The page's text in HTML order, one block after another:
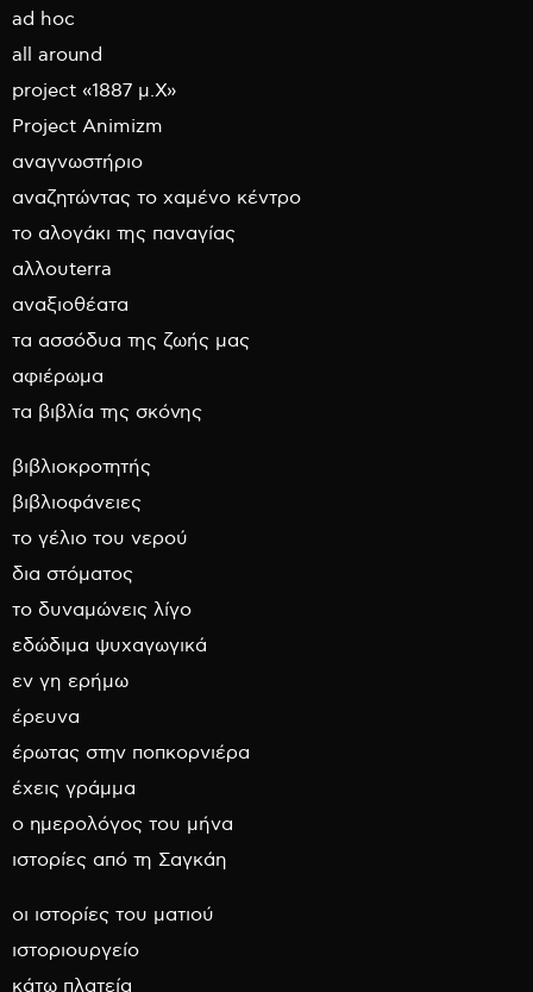
ad hoc
all around
project «1887 μ.Χ»
Project Animizm
αναγνωστήριο
αναζητώντας το χαμένο κέντρο
το αλογάκι της παναγίας
αλλουterra
αναξιοθέατα
τα ασσόδυα της ζωής μας
αφιέρωμα
τα βιβλία της σκόνης
βιβλιοκροτητής
βιβλιοφάνειες
το γέλιο του νερού
δια στόματος
το δυναμώνεις λίγο
εδώδιμα ψυχαγωγικά
εν γη ερήμω
έρευνα
έρωτας στην ποπκορνιέρα
έχεις γράμμα
ο ημερολόγος του μήνα
ιστορίες από τη Σαγκάη
οι ιστορίες του ματιού
ιστοριουργείο
κάτω πλατεία